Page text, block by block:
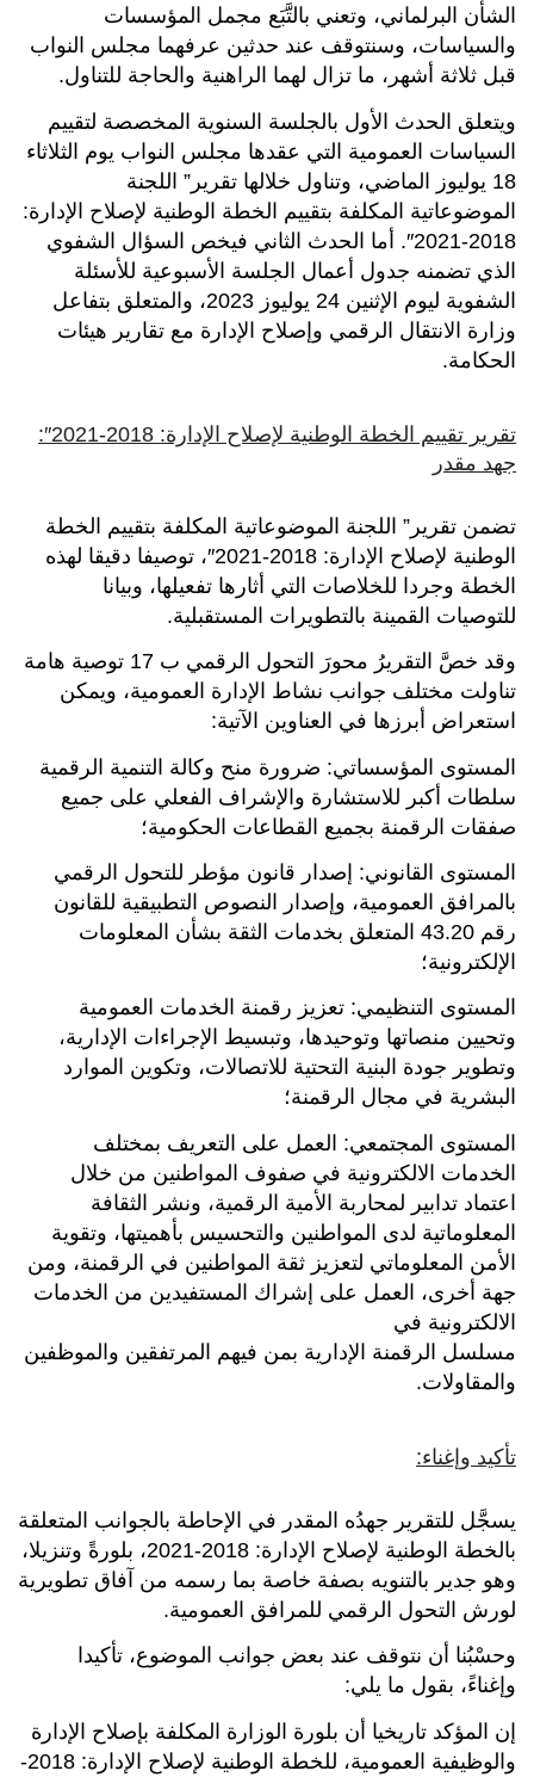
الشأن البرلماني، وتعني بالتَّبَع مجمل المؤسسات
والسياسات، وسنتوقف عند حدثين عرفهما مجلس النواب
قبل ثلاثة أشهر، ما تزال لهما الراهنية والحاجة للتناول.
ويتعلق الحدث الأول بالجلسة السنوية المخصصة لتقييم
السياسات العمومية التي عقدها مجلس النواب يوم الثلاثاء
18 يوليوز الماضي، وتناول خلالها تقرير” اللجنة
الموضوعاتية المكلفة بتقييم الخطة الوطنية لإصلاح الإدارة:
2018-2021″. أما الحدث الثاني فيخص السؤال الشفوي
الذي تضمنه جدول أعمال الجلسة الأسبوعية للأسئلة
الشفوية ليوم الإثنين 24 يوليوز 2023، والمتعلق بتفاعل
وزارة الانتقال الرقمي وإصلاح الإدارة مع تقارير هيئات
الحكامة.
تقرير تقييم الخطة الوطنية لإصلاح الإدارة: 2018-2021″:
جهد مقدر
تضمن تقرير” اللجنة الموضوعاتية المكلفة بتقييم الخطة
الوطنية لإصلاح الإدارة: 2018-2021″، توصيفا دقيقا لهذه
الخطة وجردا للخلاصات التي أثارها تفعيلها، وبيانا
للتوصيات القمينة بالتطويرات المستقبلية.
وقد خصَّ التقريرُ محورَ التحول الرقمي ب 17 توصية هامة
تناولت مختلف جوانب نشاط الإدارة العمومية، ويمكن
استعراض أبرزها في العناوين الآتية:
المستوى المؤسساتي: ضرورة منح وكالة التنمية الرقمية
سلطات أكبر للاستشارة والإشراف الفعلي على جميع
صفقات الرقمنة بجميع القطاعات الحكومية؛
المستوى القانوني: إصدار قانون مؤطر للتحول الرقمي
بالمرافق العمومية، وإصدار النصوص التطبيقية للقانون
رقم 43.20 المتعلق بخدمات الثقة بشأن المعلومات
الإلكترونية؛
المستوى التنظيمي: تعزيز رقمنة الخدمات العمومية
وتحيين منصاتها وتوحيدها، وتبسيط الإجراءات الإدارية،
وتطوير جودة البنية التحتية للاتصالات، وتكوين الموارد
البشرية في مجال الرقمنة؛
المستوى المجتمعي: العمل على التعريف بمختلف
الخدمات الالكترونية في صفوف المواطنين من خلال
اعتماد تدابير لمحاربة الأمية الرقمية، ونشر الثقافة
المعلوماتية لدى المواطنين والتحسيس بأهميتها، وتقوية
الأمن المعلوماتي لتعزيز ثقة المواطنين في الرقمنة، ومن
جهة أخرى، العمل على إشراك المستفيدين من الخدمات
الالكترونية في
مسلسل الرقمنة الإدارية بمن فيهم المرتفقين والموظفين
والمقاولات.
تأكيد وإغناء:
يسجَّل للتقرير جهدُه المقدر في الإحاطة بالجوانب المتعلقة
بالخطة الوطنية لإصلاح الإدارة: 2018-2021، بلورةً وتنزيلا،
وهو جدير بالتنويه بصفة خاصة بما رسمه من آفاق تطويرية
لورش التحول الرقمي للمرافق العمومية.
وحسْبُنا أن نتوقف عند بعض جوانب الموضوع، تأكيدا
وإغناءً، بقول ما يلي:
إن المؤكد تاريخيا أن بلورة الوزارة المكلفة بإصلاح الإدارة
والوظيفية العمومية، للخطة الوطنية لإصلاح الإدارة: 2018-